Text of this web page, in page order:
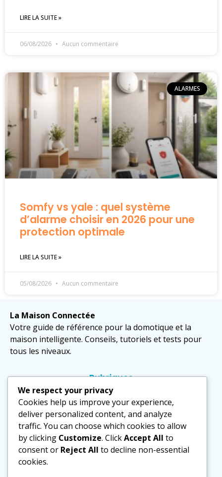
LIRE LA SUITE »
06/08/2026 Aucun commentaire
ALARMES
Somfy vs yale : quel système
d’alarme choisir en 2026 pour une
protection optimale
LIRE LA SUITE »
05/08/2026 Aucun commentaire
La Maison Connectée
Votre guide de référence pour la domotique et la
maison intelligente. Conseils, tutoriels et tests pour
tous les niveaux.
Rubriques
Domotique
Équipements
Sécurité
Actualités
We respect your privacy
Cookies help us improve your experience,
deliver personalized content, and analyze
traffic. You can choose which cookies to allow
by clicking Customize. ClickAccept All to
consent or Reject All to decline non-essential
cookies.